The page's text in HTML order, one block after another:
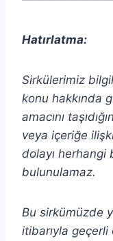
Hatırlatma:
Sirkülerimiz
konu hakkında
amacını
veya içeriğe
dolayı herhangi
bulunulamaz.
Bu sirkümüzde
itibarıyla geçerli